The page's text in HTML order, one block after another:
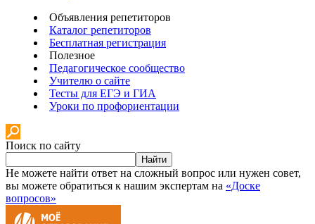
Объявления репетиторов
Каталог репетиторов
Бесплатная регистрация
Полезное
Педагогическое сообщество
Учителю о сайте
Тесты для ЕГЭ и ГИА
Уроки по профориентации
Поиск по сайту
Найти
Не можете найти ответ на сложный вопрос или нужен совет,
вы можете обратиться к нашим экспертам на «Доске
вопросов»